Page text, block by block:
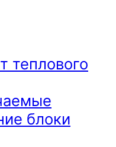
теплового
блоки